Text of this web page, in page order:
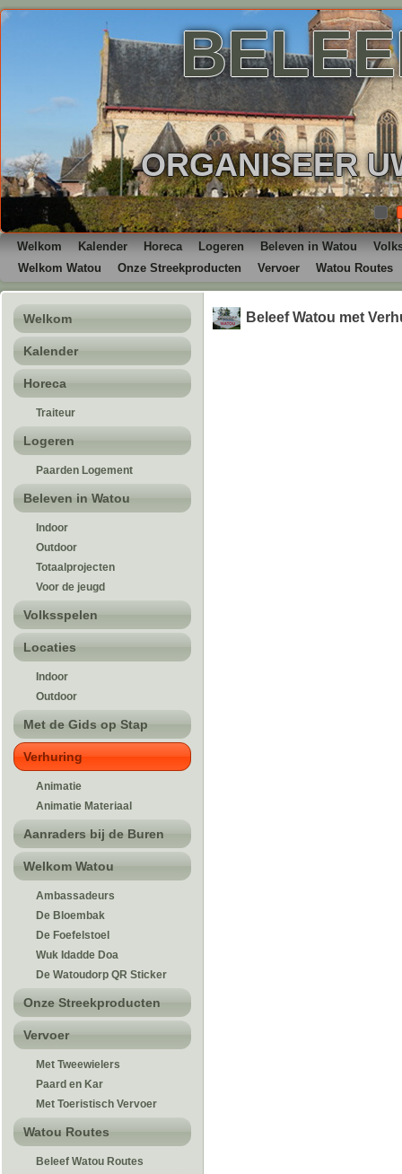
ORGANISEER
Welkom Kalender Horeca Logeren Beleven in Watou
Welkom Watou
Onze Streekproducten Vervoer Watou Routes
Welkom
Kalender
Horeca
Traiteur
Logeren
Paarden Logement
Beleven in Watou
Indoor
Outdoor
Totaalprojecten
Voor de jeugd
Volksspelen
Locaties
Indoor
Outdoor
Met de Gids op Stap
Verhuring
Animatie
Animatie Materiaal
Aanraders bij de Buren
Welkom Watou
Ambassadeurs
De Bloembak
De Foefelstoel
Wuk Idadde Doa
De Watoudorp QR Sticker
Onze Streekproducten
Vervoer
Met Tweewielers
Paard en Kar
Met Toeristisch Vervoer
Watou Routes
Beleef Watou Routes
Beleef Watou met